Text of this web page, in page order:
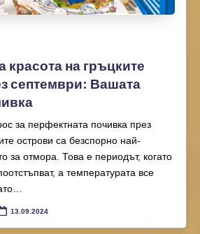
красота на гръцките
септември: Вашата
за перфектната почивка през
острови са безспорно най-
за отмора. Това е периодът, когато
а температурата все
13.09.2024